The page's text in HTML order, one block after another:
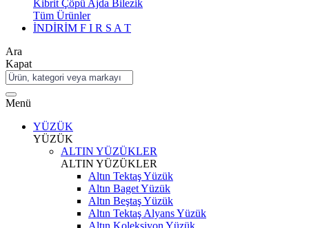
Kibrit Çöpü Ajda Bilezik
Tüm Ürünler
İNDİRİM F I R S A T
Ara
Kapat
Menü
YÜZÜK
YÜZÜK
ALTIN YÜZÜKLER
ALTIN YÜZÜKLER
Altın Tektaş Yüzük
Altın Baget Yüzük
Altın Beştaş Yüzük
Altın Tektaş Alyans Yüzük
Altın Koleksiyon Yüzük